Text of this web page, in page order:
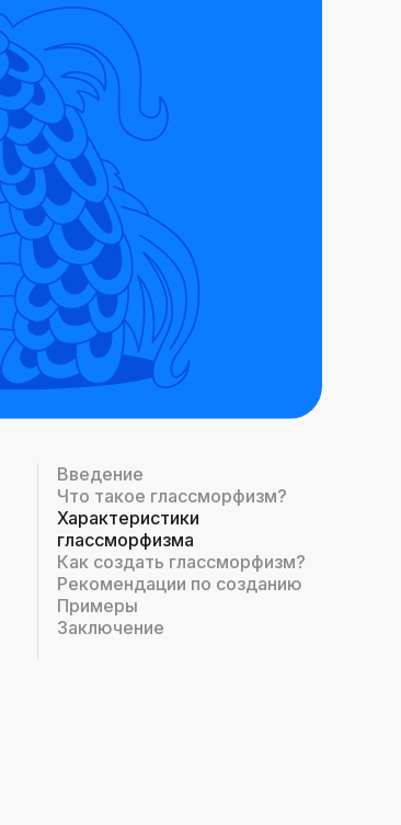
Введение
Что такое глассморфизм?
Характеристики
глассморфизма
Как создать глассморфизм?
Рекомендации по созданию
Примеры
Заключение